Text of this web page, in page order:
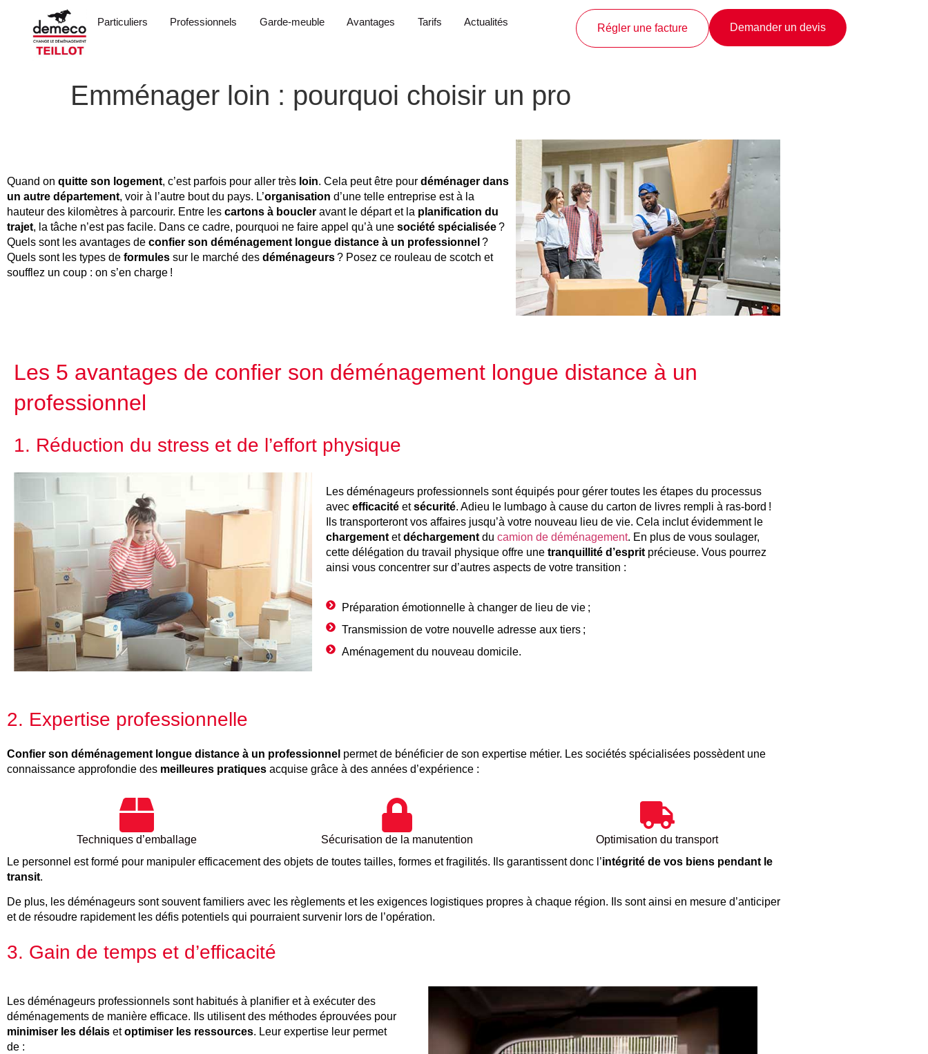
Particuliers Professionnels Garde-meuble Avantages Tarifs Actualités
Régler une facture Demander un devis
Emménager loin : pourquoi choisir un pro
Quand on quitte son logement, c’est parfois pour aller très loin. Cela peut être pour déménager dans
un autre département, voir à l’autre bout du pays. L’organisation d’une telle entreprise est à la
hauteur des kilomètres à parcourir. Entre les cartons à boucler avant le départ et la planification du
trajet, la tâche n’est pas facile. Dans ce cadre, pourquoi ne faire appel qu’à une société spécialisée?
Quels sont les avantages de confier son déménagement longue distance à un professionnel ?
Quels sont les types de formules sur le marché des déménageurs? Posez ce rouleau de scotch et
soufflez un coup : on s’en charge !
Les 5 avantages de confier son déménagement longue distance à un
professionnel
1. Réduction du stress et de l’effort physique
Les déménageurs professionnels sont équipés pour gérer toutes les étapes du processus
avec efficacité etsécurité. Adieu le lumbago à cause du carton de livres rempli à ras-bord !
Ils transporteront vos affaires jusqu’à votre nouveau lieu de vie. Cela inclut évidemment le
chargement etdéchargement du camion de déménagement. En plus de vous soulager,
cette délégation du travail physique offre une tranquillité d’esprit précieuse. Vous pourrez
ainsi vous concentrer sur d’autres aspects de votre transition :
Préparation émotionnelle à changer de lieu de vie ;
Transmission de votre nouvelle adresse aux tiers ;
Aménagement du nouveau domicile.
2. Expertise professionnelle
Confier son déménagement longue distance à un professionnel permet de bénéficier de son expertise métier. Les sociétés spécialisées possèdent une
connaissance approfondie des meilleures pratiques acquise grâce à des années d’expérience :
Techniques d’emballage Sécurisation de la manutention
Optimisation du transport
Le personnel est formé pour manipuler efficacement des objets de toutes tailles, formes et fragilités. Ils garantissent donc l’intégrité de vos biens pendant le
transit.
De plus, les déménageurs sont souvent familiers avec les règlements et les exigences logistiques propres à chaque région. Ils sont ainsi en mesure d’anticiper
et de résoudre rapidement les défis potentiels qui pourraient survenir lors de l’opération.
3. Gain de temps et d’efficacité
Les déménageurs professionnels sont habitués à planifier et à exécuter des
déménagements de manière efficace. Ils utilisent des méthodes éprouvées pour
minimiser les délais etoptimiser les ressources. Leur expertise leur permet
de :